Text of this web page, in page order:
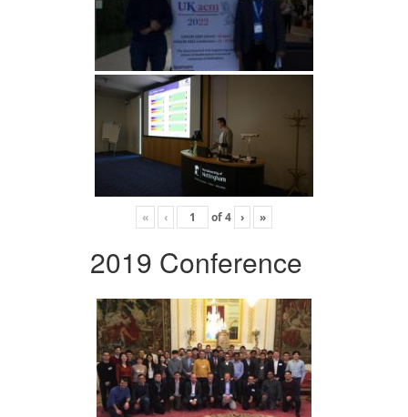
« ‹ of4 › »
2019 Conference